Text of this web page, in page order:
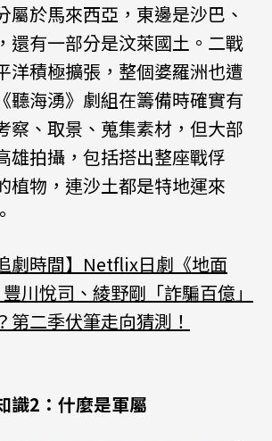
屬於馬來西亞，東邊是沙巴、
還有一部分是汶萊國土。二戰
洋積極擴張，整個婆羅洲也遭
聽海湧》劇組在籌備時確實有
察、取景、蒐集素材，但大部
雄拍攝，包括搭出整座戰俘
植物，連沙土都是特地運來
劇時間】Netflix日劇《地面
川悅司、綾野剛「詐騙百億」
第二季伏筆走向猜測！
識2：什麼是軍屬